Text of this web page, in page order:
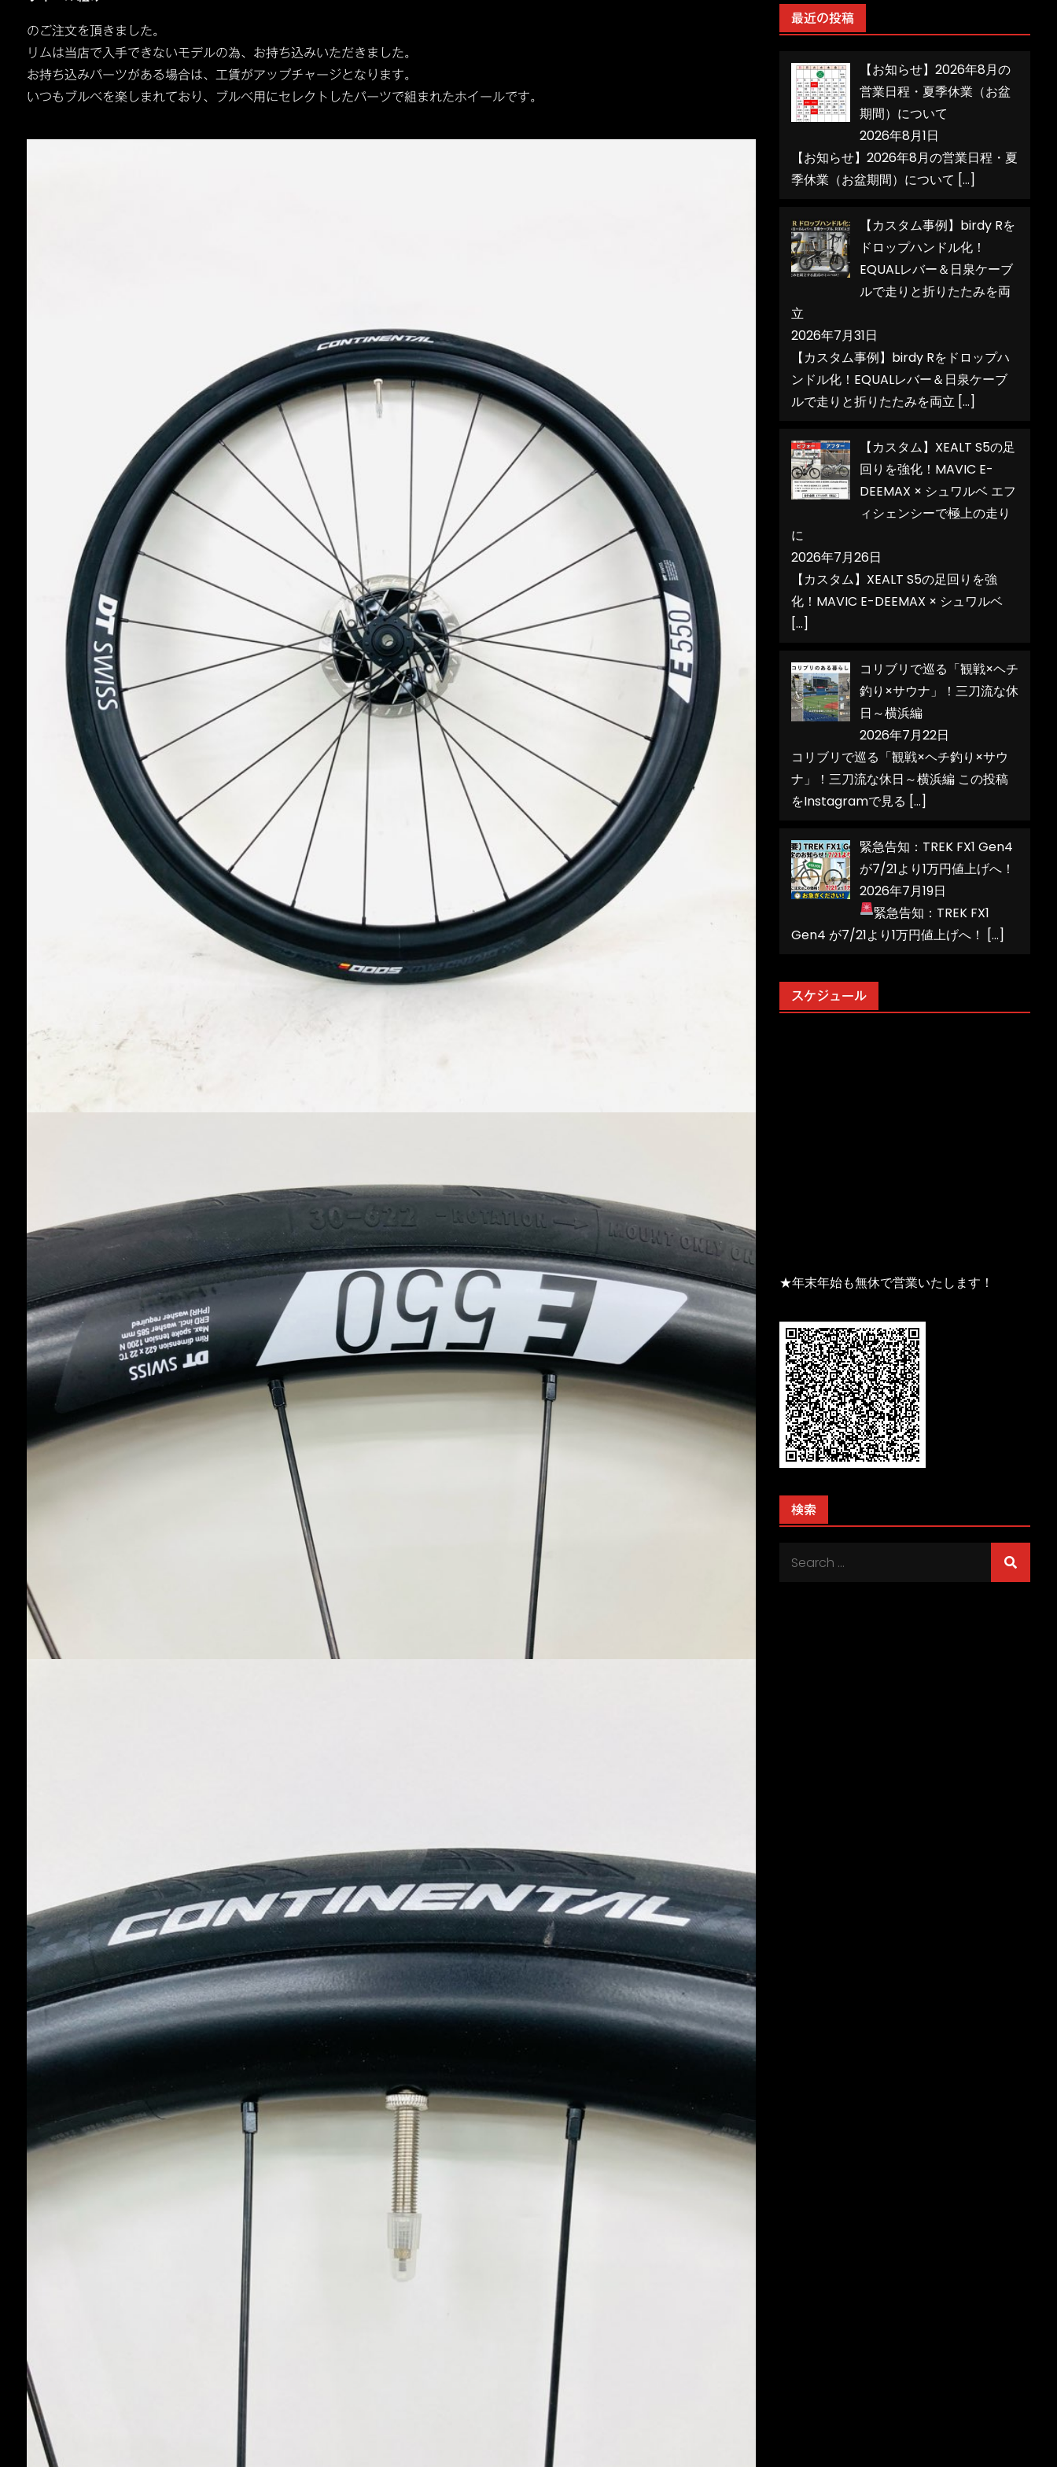
のご注文を頂きました。
リムは当店で入手できないモデルの為、お持ち込みいただきました。
お持ち込みパーツがある場合は、工賃がアップチャージとなります。
いつもブルべを楽しまれており、ブルべ用にセレクトしたパーツで組まれたホイールです。
リ
ー
最近の投稿
【お知らせ】2026年8月の
営業日程・夏季休業（お盆
期間）について
2026年8月1日
【お知らせ】2026年8月の営業日程・夏
季休業（お盆期間）について […]
【カスタム事例】birdy Rを
ドロップハンドル化！
EQUALレバー＆日泉ケーブ
ルで走りと折りたたみを両
立
2026年7月31日
【カスタム事例】birdy Rをドロップハ
ンドル化！EQUALレバー＆日泉ケーブ
ルで走りと折りたたみを両立 […]
【カスタム】XEALT S5の足
回りを強化！MAVIC E-
DEEMAX × シュワルベ エフ
ィシェンシーで極上の走り
に
2026年7月26日
【カスタム】XEALT S5の足回りを強
化！MAVIC E-DEEMAX × シュワルベ
[…]
コリブリで巡る「観戦×ヘチ
釣り×サウナ」！三刀流な休
日～横浜編
2026年7月22日
コリブリで巡る「観戦×ヘチ釣り×サウ
ナ」！三刀流な休日～横浜編 この投稿
をInstagramで見る […]
緊急告知：TREK FX1 Gen4
が7/21より1万円値上げへ！
2026年7月19日
緊急告知：TREK FX1
Gen4 が7/21より1万円値上げへ！
[…]
スケジュール
★年末年始も無休で営業いたします！
検索